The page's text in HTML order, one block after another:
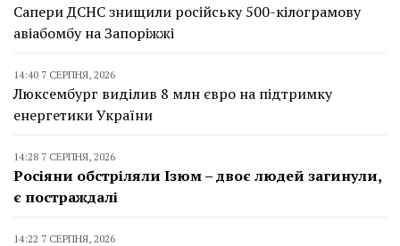
Сапери ДСНС знищили російську 500-кілограмову
авіабомбу на Запоріжжі
14:40 7 СЕРПНЯ, 2026
Люксембург виділив 8 млн євро на підтримку
енергетики України
14:28 7 СЕРПНЯ, 2026
Росіяни обстріляли Ізюм – двоє людей загинули,
є постраждалі
14:22 7 СЕРПНЯ, 2026